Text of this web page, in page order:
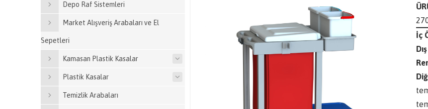
İç
Depo Raf Sistemleri
Market Alışveriş Arabaları ve El
Sepetleri
Kamasan Plastik Kasalar
Plastik Kasalar
Temizlik Arabaları